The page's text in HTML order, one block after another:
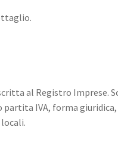
al Registro
IVA, forma